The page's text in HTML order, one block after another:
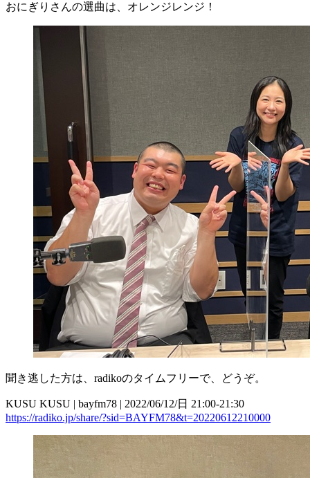
おにぎりさんの選曲は、オレンジレンジ！
聞き逃した方は、radikoのタイムフリーで、どうぞ。
KUSU KUSU | bayfm78 | 2022/06/12/日 21:00-21:30
https://radiko.jp/share/?sid=BAYFM78&t=20220612210000